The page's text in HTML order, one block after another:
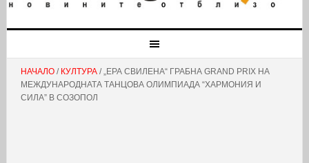
НАЧАЛО/ КУЛТУРА/ „ЕРА СВИЛЕНА“ ГРАБНА GRAND PRIX НА
МЕЖДУНАРОДНАТА ТАНЦОВА ОЛИМПИАДА “ХАРМОНИЯ И
СИЛА” В СОЗОПОЛ